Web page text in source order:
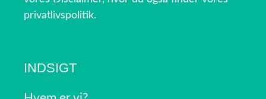
privatlivspolitik.
INDSIGT